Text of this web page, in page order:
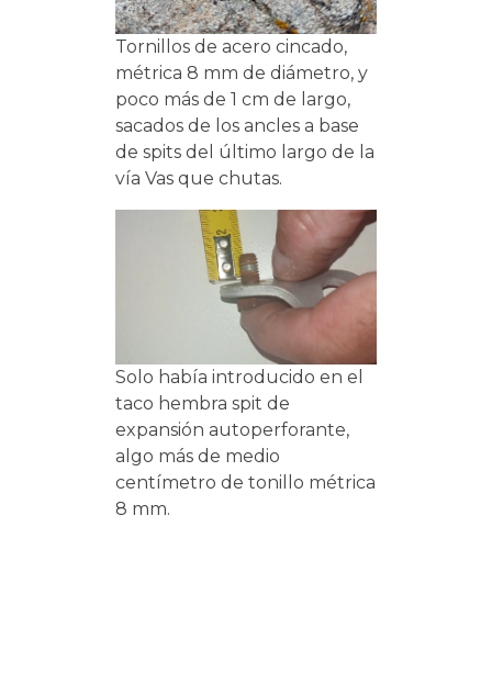
Tornillos de acero cincado,
métrica 8 mm de diámetro, y
poco más de 1 cm de largo,
sacados de los ancles a base
de spits del último largo de la
vía Vas que chutas.
Solo había introducido en el
taco hembra spit de
expansión autoperforante,
algo más de medio
centímetro de tonillo métrica
8 mm.